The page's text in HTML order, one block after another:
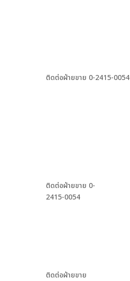
ติดต่อฝ่ายขาย 0-2415-0054
ติดต่อฝ่ายขาย 0-
2415-0054
ติดต่อฝ่ายขาย